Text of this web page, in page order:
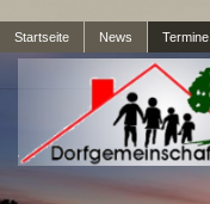
Startseite News Termine